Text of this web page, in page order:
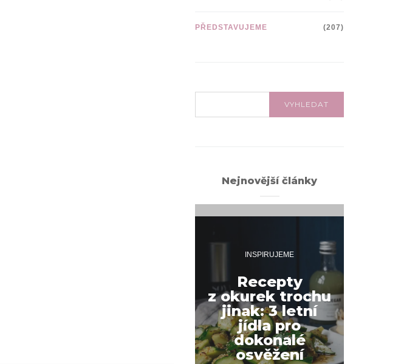
PŘEDSTAVUJEME (207)
VYHLEDAT
Nejnovější články
INSPIRUJEME
Recepty
z okurek trochu
jinak: 3 letní
jídla pro
dokonalé
osvěžení